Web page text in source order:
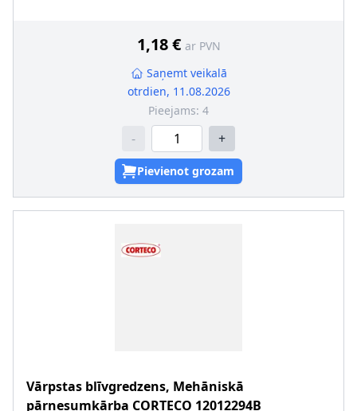
1,18 € ar PVN
Saņemt veikalā
otrdien, 11.08.2026
Pieejams: 4
- +
Pievienot grozam
Vārpstas blīvgredzens, Mehāniskā
pārnesumkārba CORTECO 12012294B